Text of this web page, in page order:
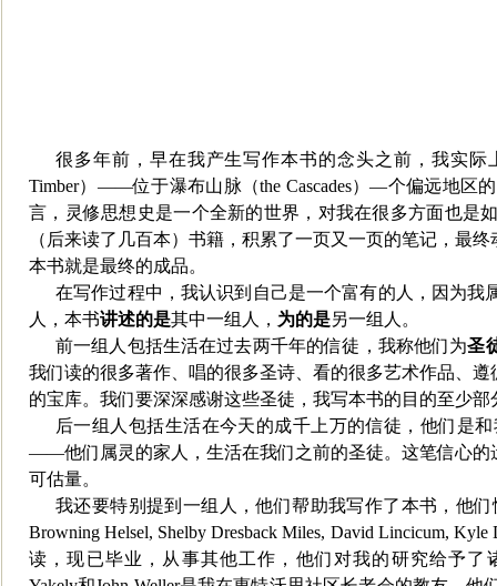
很多年前，早在我产生写作本书的念头之前，我实
Timber）——位于瀑布山脉（the Cascades）—个偏远地区的
言，灵修思想史是一个全新的世界，对我在很多方面也是
（后来读了几百本）书籍，积累了一页又一页的笔记，最
本书就是最终的成品。
在写作过程中，我认识到自己是一个富有的人，因为
人，本书讲述的是其中一组人， 为的是另一组人。
前一组人包括生活在过去两千年的信徒， 我称他们为圣
我们读的很多著作、唱的很多圣诗、看的很多艺术作品、
的宝库。我们要深深感谢这些圣徒，我写本书的目的至少
后一组人包括生活在今天的成千上万的信徒，他们是
——他们属灵的家人，生活在我们之前的圣徒。这笔信心
可估量。
我还要特别提到一组人，他们帮助我写作了本书，他
Browning Helsel, Shelby Dresback Miles, David Lincicum, Kyle
读，现已毕业，从事其他工作，他们对我的研究给予了